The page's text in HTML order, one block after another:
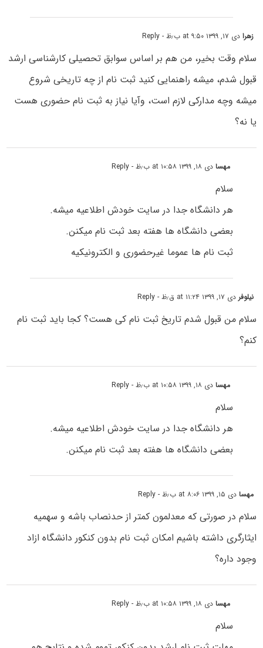
زهرادی ۱۷, ۱۳۹۹ at ۹:۵۰ ب٫ظ - Reply
سلام وقت بخیر، من هم بر اساس سوابق تحصیلی کارشناسی ارشد
قبول شدم، میشه راهنمایی کنید ثبت نام از چه تاریخی شروع
میشه وچه مدارکی لازم است، وآیا نیاز به ثبت نام حضوری هست
یا نه؟
مهسادی ۱۸, ۱۳۹۹ at ۱۰:۵۸ ب٫ظ - Reply
سلام
هر دانشگاه جدا در سایت خودش اطلاعیه میشه.
بعضی دانشگاه ها هفته بعد ثبت نام میکنن.
ثبت نام ها عموما غیرحضوری و الکترونیکیه
نیلوفردی ۱۷, ۱۳۹۹ at ۱۱:۲۴ ق٫ظ - Reply
سلام من قبول شدم تاریخ ثبت نام کی هست؟ کجا باید ثبت نام
کنم؟
مهسادی ۱۸, ۱۳۹۹ at ۱۰:۵۸ ب٫ظ - Reply
سلام
هر دانشگاه جدا در سایت خودش اطلاعیه میشه.
بعضی دانشگاه ها هفته بعد ثبت نام میکنن.
مهسادی ۱۵, ۱۳۹۹ at ۸:۰۶ ب٫ظ - Reply
سلام در صورتی که معدلمون کمتر از حدنصاب باشه و سهمیه
ایثارگری داشته باشیم امکان ثبت نام بدون کنکور دانشگاه ازاد
وجود داره؟
مهسادی ۱۸, ۱۳۹۹ at ۱۰:۵۸ ب٫ظ - Reply
سلام